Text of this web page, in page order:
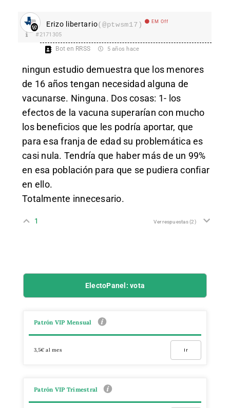
Erizo libertario(@ptwsm17) EM Off
#2171305
Bot en RRSS 5 años hace
ningun estudio demuestra que los menores
de 16 años tengan necesidad alguna de
vacunarse. Ninguna. Dos cosas: 1- los
efectos de la vacuna superarían con mucho
los beneficios que les podría aportar, que
para esa franja de edad su problemática es
casi nula. Tendría que haber más de un 99%
en esa población para que se pudiera confiar
en ello.
Totalmente innecesario.
1 Ver respuestas(2)
ElectoPanel: vota
Patrón VIP Mensual
3,5€ al mes Ir
Patrón VIP Trimestral